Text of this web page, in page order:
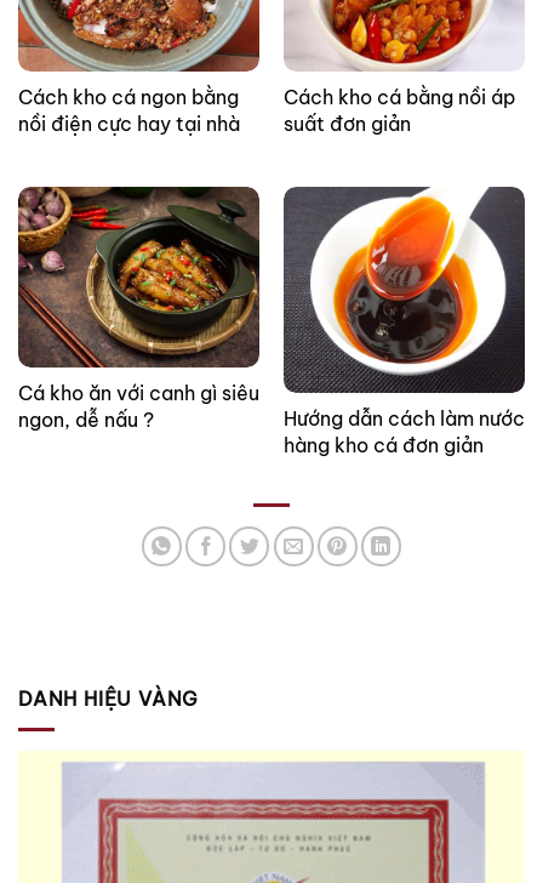
Cách kho cá ngon bằng
nồi điện cực hay tại nhà
Cách kho cá bằng nồi áp
suất đơn giản
Cá kho ăn với canh gì siêu
ngon, dễ nấu ?
Hướng dẫn cách làm nước
hàng kho cá đơn giản
DANH HIỆU VÀNG